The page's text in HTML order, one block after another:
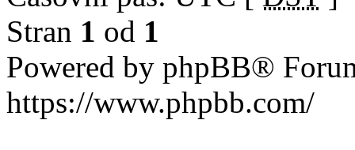
Stran 1 od 1
Powered by phpBB®
https://www.phpbb.com/